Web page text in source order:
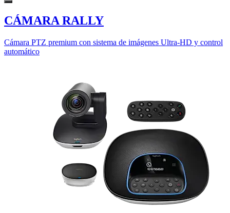
CÁMARA RALLY
Cámara PTZ premium con sistema de imágenes Ultra-HD y control
automático